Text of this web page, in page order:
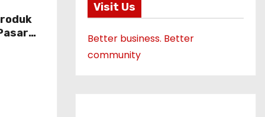
Visit Us
Better business. Better
community